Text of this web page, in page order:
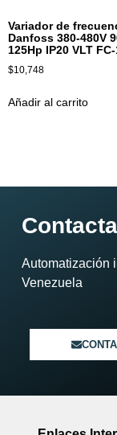
Variador de
Danfoss 380-480V
125Hp IP20 VLT
$10,748
Añadir al carrito
Automatización
Venezuela​